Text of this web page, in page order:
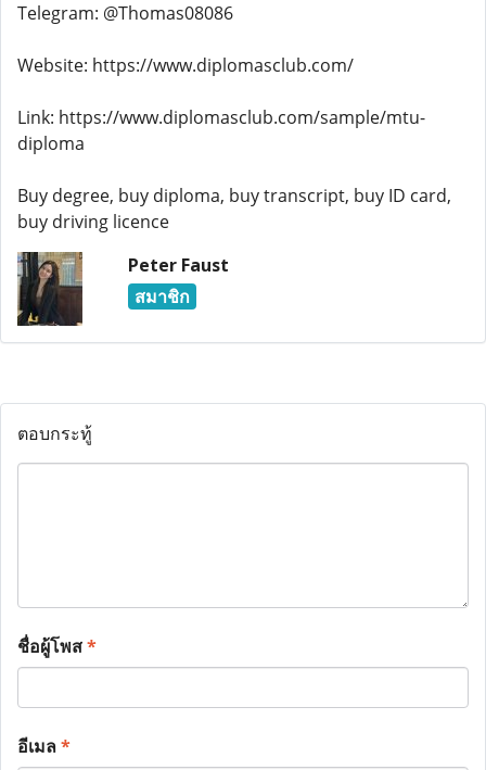
Telegram: @Thomas08086
Website: https://www.diplomasclub.com/
Link: https://www.diplomasclub.com/sample/mtu-
diploma
Buy degree, buy diploma, buy transcript, buy ID card,
buy driving licence
Peter Faust
สมาชิก
ตอบกระทู้
ชื่อผู้โพส*
อีเมล*